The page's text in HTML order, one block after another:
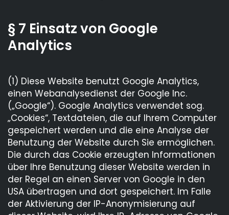
§ 7 Einsatz von Google
Analytics
(1) Diese Website benutzt Google Analytics,
einen Webanalysedienst der Google Inc.
(„Google“). Google Analytics verwendet sog.
„Cookies“, Textdateien, die auf Ihrem Computer
gespeichert werden und die eine Analyse der
Benutzung der Website durch Sie ermöglichen.
Die durch das Cookie erzeugten Informationen
über Ihre Benutzung dieser Website werden in
der Regel an einen Server von Google in den
USA übertragen und dort gespeichert. Im Falle
der Aktivierung der IP-Anonymisierung auf